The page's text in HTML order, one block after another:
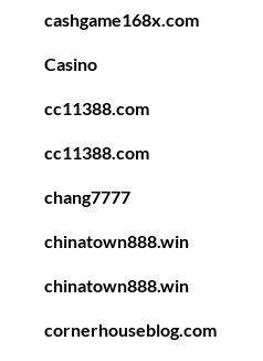
cashgame168x.com
Casino
cc11388.com
cc11388.com
chang7777
chinatown888.win
chinatown888.win
cornerhouseblog.com